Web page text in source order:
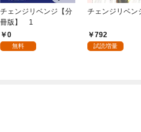
チェンジリベンジ【分
冊版】 1
0
無料
チェンジリベン
792
試読増量